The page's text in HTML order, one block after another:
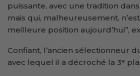
puissante, avec une tradition
mais qui, malheureusement,
meilleure position aujourd’hui’’,
Confiant, l’ancien sélectionneur
avec lequel il a décroché la 3ᵉ